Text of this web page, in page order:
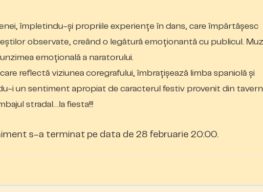
împletindu-și propriile experiențe în dans, care împărtășesc
observate, creând o legătură emoționantă cu publicul.
emoțională a naratorului.
reflectă viziunea coregrafului, îmbrațișează limba spaniolă și
i un sentiment apropiat de caracterul festiv provenit din
stradal…la fiesta!!!
s-a terminat pe data de 28 februarie 20:00.